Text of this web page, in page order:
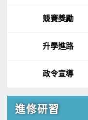
競賽獎勵
升學進路
政令宣導
進修研習